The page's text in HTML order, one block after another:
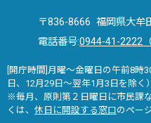
〒836-8666 福岡県大牟
電話番号:0944-41-2222（
[開庁時間]月曜～金曜日の午前8時
日、12月29日～翌年1月3日を除く）
※毎月、原則第２日曜日に市民課
くは、 休日に開設する窓口のペー